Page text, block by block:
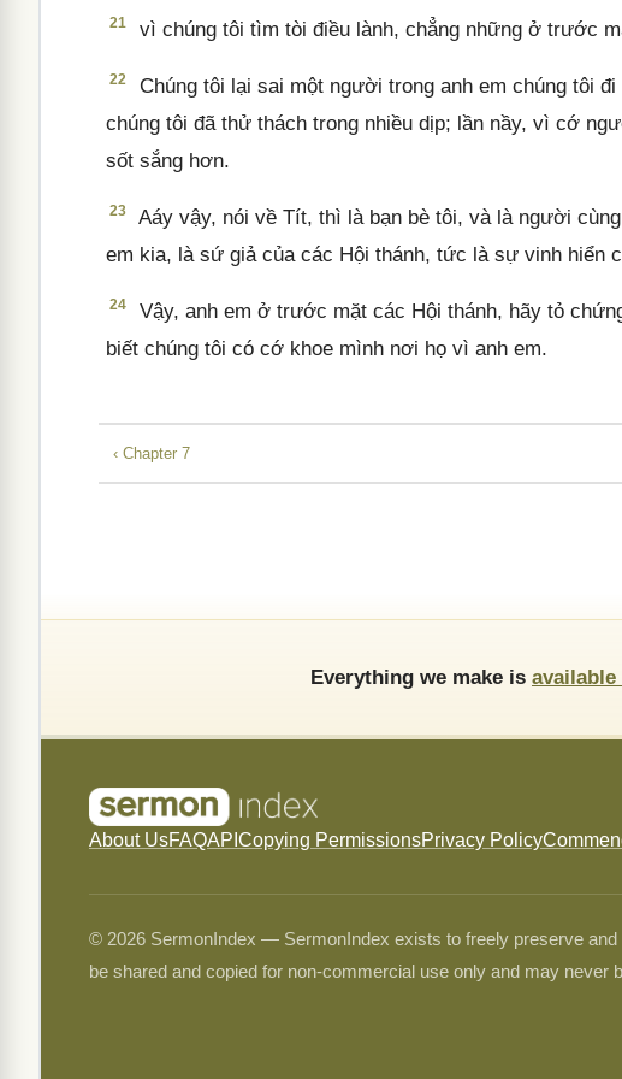
21 vì chúng tôi tìm tòi điều lành, chẳng những ở trước
22
Chúng tôi lại sai một người trong anh em chúng tôi
chúng tôi đã thử thách trong nhiều dịp; lần nầy, vì cớ
sốt sắng hơn.
23
Aáy vậy, nói về Tít, thì là bạn bè tôi, và là người
em kia, là sứ giả của các Hội thánh, tức là sự vinh hiển
24
Vậy, anh em ở trước mặt các Hội thánh, hãy tỏ
biết chúng tôi có cớ khoe mình nơi họ vì anh em.
‹ Chapter 7
Everything we make is
About UsFAQAPI Copying PermissionsPrivacy Policy
© 2026 SermonIndex — SermonIndex exists to freely preserve
be shared and copied for non-commercial use only and may never